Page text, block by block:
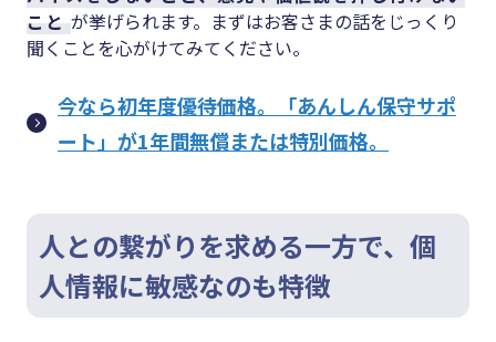
こと が挙げられます。まずはお客さまの話をじっくり
聞くことを心がけてみてください。
今なら初年度優待価格。「あんしん保守サポ
ート」が1年間無償または特別価格。
人との繋がりを求める一方で、個
人情報に敏感なのも特徴